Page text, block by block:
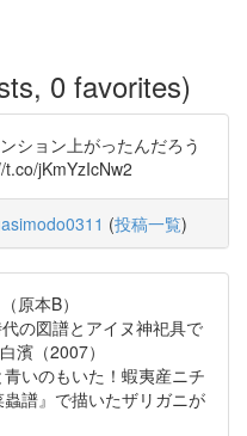
0 favorites)
ション上がったんだろう
jKmYzIcNw2
(投稿一覧)
原本B）
の図譜とアイヌ神祀具で
濱（2007）
いのもいた！蝦夷産ニチ
譜』で描いたザリガニが